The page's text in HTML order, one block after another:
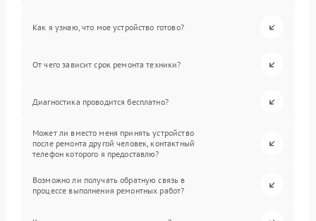
Как я узнаю, что мое устройство готово?
От чего зависит срок ремонта техники?
Диагностика проводится бесплатно?
Может ли вместо меня принять устройство
после ремонта другой человек, контактный
телефон которого я предоставлю?
Возможно ли получать обратную связь в
процессе выполнения ремонтных работ?